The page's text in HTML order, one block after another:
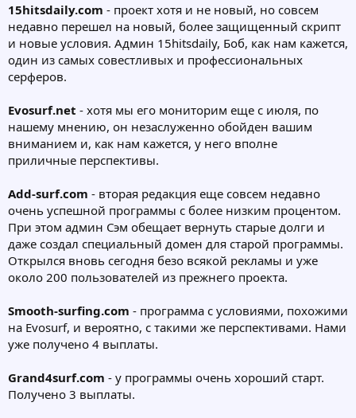
15hitsdaily.com - проект хотя и не новый, но совсем
недавно перешел на новый, более защищенный скрипт
и новые условия. Админ 15hitsdaily, Боб, как нам кажется,
один из самых совестливых и профессиональных
серферов.
Evosurf.net - хотя мы его мониторим еще с июля, по
нашему мнению, он незаслуженно обойден вашим
вниманием и, как нам кажется, у него вполне
приличные перспективы.
Add-surf.com - вторая редакция еще совсем недавно
очень успешной программы с более низким процентом.
При этом админ Сэм обещает вернуть старые долги и
даже создал специальный домен для старой программы.
Открылся вновь сегодня безо всякой рекламы и уже
около 200 пользователей из прежнего проекта.
Smooth-surfing.com - программа с условиями, похожими
на Evosurf, и вероятно, с такими же перспективами. Нами
уже получено 4 выплаты.
Grand4surf.com - у программы очень хороший старт.
Получено 3 выплаты.